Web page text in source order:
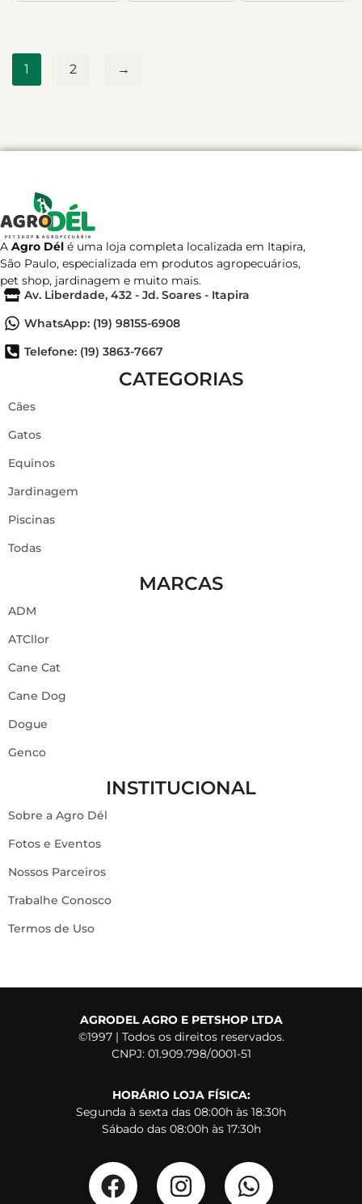
1 2 →
A Agro Dél é uma loja completa localizada em Itapira,
São Paulo, especializada em produtos agropecuários,
pet shop, jardinagem e muito mais.
Av. Liberdade, 432 - Jd. Soares - Itapira
WhatsApp: (19) 98155-6908
Telefone: (19) 3863-7667
CATEGORIAS
Cães
Gatos
Equinos
Jardinagem
Piscinas
Todas
MARCAS
ADM
ATCllor
Cane Cat
Cane Dog
Dogue
Genco
INSTITUCIONAL
Sobre a Agro Dél
Fotos e Eventos
Nossos Parceiros
Trabalhe Conosco
Termos de Uso
AGRODEL AGRO E PETSHOP LTDA
©1997 | Todos os direitos reservados.
CNPJ: 01.909.798/0001-51
HORÁRIO LOJA FÍSICA:
Segunda à sexta das 08:00h às 18:30h
Sábado das 08:00h às 17:30h